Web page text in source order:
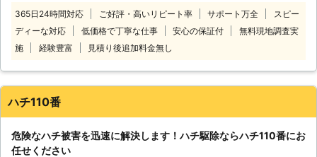
2～3時間後に戻りやすい習性がある
と言われています。また、この時間帯
は働き蜂の動きも比較的静かなことが
多いため、この時間に蜂の巣駆除をお
との信頼関係あってのお取引と考えて
い。駆除が遅れると、さらに被害が拡
大します。シロアリ110番では全国数
多くの加盟店と提携していますので、
経験と実績が豊富だから、これまでに
ら、施工に必要な時間も短縮。そし
て、常にお客様目線での作業を心掛け
365日24時間対応 ご好評・高いリピート率 サポート万全
スピー
ディーな対応
低価格で丁寧な仕事 安心の保証付
無料現地調査実
施
経験豊富 見積り後追加料金無し
ハチ110番
危険なハチ被害を迅速に解決します！ハチ駆除ならハチ110番にお
任せください